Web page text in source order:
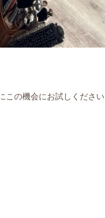
この機会にお試しください